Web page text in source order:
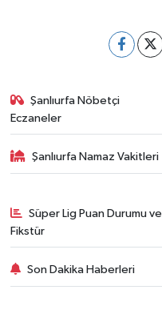
Şanlıurfa Nöbetçi
Eczaneler
Şanlıurfa Namaz Vakitleri
Süper Lig Puan Durumu ve
Fikstür
Son Dakika Haberleri